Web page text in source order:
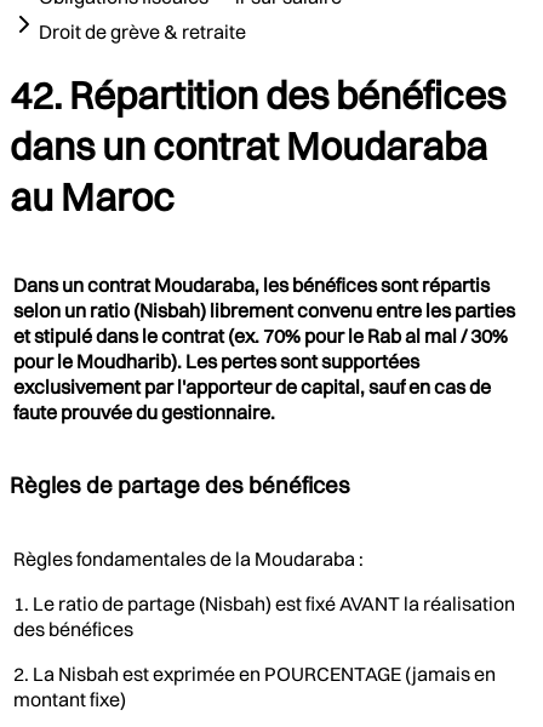
Droit de grève & retraite
42. Répartition des bénéfices
dans un contrat Moudaraba
au Maroc
Dans un contrat Moudaraba, les bénéfices sont répartis
selon un ratio (Nisbah) librement convenu entre les parties
et stipulé dans le contrat (ex. 70% pour le Rab al mal / 30%
pour le Moudharib). Les pertes sont supportées
exclusivement par l'apporteur de capital, sauf en cas de
faute prouvée du gestionnaire.
Règles de partage des bénéfices
Règles fondamentales de la Moudaraba :
1. Le ratio de partage (Nisbah) est fixé AVANT la réalisation
des bénéfices
2. La Nisbah est exprimée en POURCENTAGE (jamais en
montant fixe)